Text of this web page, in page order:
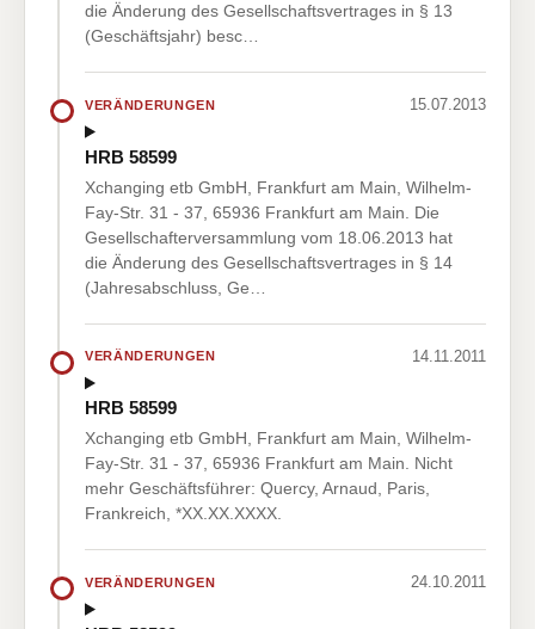
die Änderung des Gesellschaftsvertrages in § 13
(Geschäftsjahr) besc…
VERÄNDERUNGEN 15.07.2013
HRB 58599
Xchanging etb GmbH, Frankfurt am Main, Wilhelm-
Fay-Str. 31 - 37, 65936 Frankfurt am Main. Die
Gesellschafterversammlung vom 18.06.2013 hat
die Änderung des Gesellschaftsvertrages in § 14
(Jahresabschluss, Ge…
VERÄNDERUNGEN 14.11.2011
HRB 58599
Xchanging etb GmbH, Frankfurt am Main, Wilhelm-
Fay-Str. 31 - 37, 65936 Frankfurt am Main. Nicht
mehr Geschäftsführer: Quercy, Arnaud, Paris,
Frankreich, *XX.XX.XXXX.
VERÄNDERUNGEN 24.10.2011